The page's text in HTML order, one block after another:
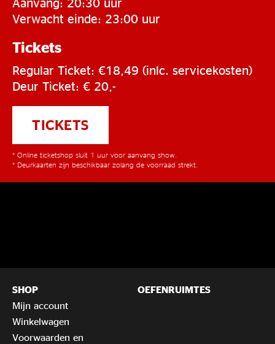
Verwacht einde: 23:00 uur
Tickets
Regular Ticket: €18,49 (inlc. servicekosten)
Deur Ticket: € 20,-
TICKETS
* Online ticketshop sluit 1 uur voor aanvang show.
* Deurkaarten zijn beschikbaar zolang de voorraad strekt.
SHOP
Mijn account
Winkelwagen
Voorwaarden en
OEFENRUIMTES